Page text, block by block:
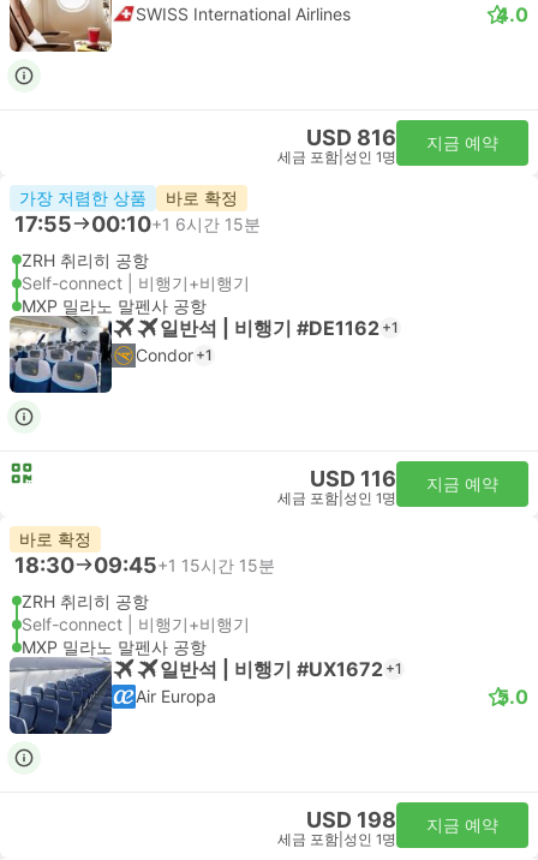
SWISS International Airlines 4.0
USD 816
세금 포함 성인 1명
지금 예약
가장 저렴한 상품 바로 확정
17:55 00:10+1 6시간 15분
ZRH 취리히 공항
Self-connect | 비행기+비행기
MXP 밀라노 말펜사 공항
일반석 | 비행기 #DE1162 +1
Condor +1
USD 116
세금 포함 성인 1명
지금 예약
바로 확정
18:30 09:45+1 15시간 15분
ZRH 취리히 공항
Self-connect | 비행기+비행기
MXP 밀라노 말펜사 공항
일반석 | 비행기 #UX1672 +1
Air Europa 5.0
USD 198
세금 포함 성인 1명
지금 예약